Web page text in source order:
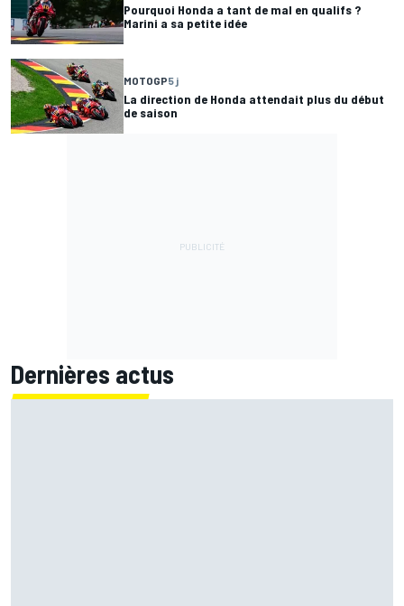
Pourquoi Honda a tant de mal en qualifs ?
Marini a sa petite idée
MOTOGP5 j
La direction de Honda attendait plus du début
de saison
Dernières actus